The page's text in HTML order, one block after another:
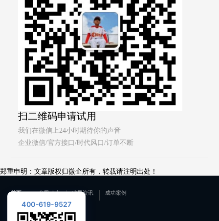
扫二维码申请试用
我们在微信上24小时期待你的声音
企业微信/官方接口/时代风口/订单不断
郑重申明：文章版权归微企所有，转载请注明出处！
首页 公司动态 业界资讯 成功案例
400-619-9527